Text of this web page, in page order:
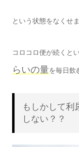
という状態をなくせま
コロコロ便が続くと
らいの量を毎日飲
もしかして利
しない？？